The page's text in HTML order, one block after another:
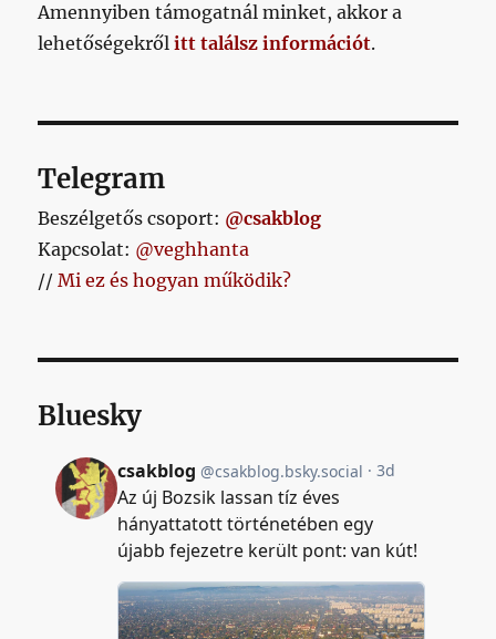
Amennyiben támogatnál minket, akkor a
lehetőségekrőlitt találsz információt.
Telegram
Beszélgetős csoport: @csakblog
Kapcsolat: @veghhanta
//Mi ez és hogyan működik?
Bluesky